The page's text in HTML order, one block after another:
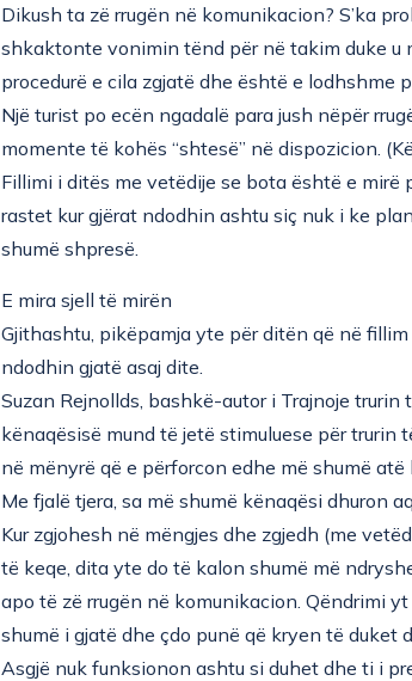
Dikush ta zë rrugën në komunikacion? S’ka
shkaktonte vonimin tënd për në takim duke u
procedurë e cila zgjatë dhe është e lodhshme
Një turist po ecën ngadalë para jush nëpër
momente të kohës “shtesë” në dispozicion.
Fillimi i ditës me vetëdije se bota është e mirë
rastet kur gjërat ndodhin ashtu siç nuk i ke
shumë shpresë.
E mira sjell të mirën
Gjithashtu, pikëpamja yte për ditën që në
ndodhin gjatë asaj dite.
Suzan Rejnollds, bashkë-autor i Trajnoje trurin
kënaqësisë mund të jetë stimuluese për trurin
në mënyrë që e përforcon edhe më shumë atë
Me fjalë tjera, sa më shumë kënaqësi dhuron
Kur zgjohesh në mëngjes dhe zgjedh (me
të keqe, dita yte do të kalon shumë më
apo të zë rrugën në komunikacion. Qëndrimi
shumë i gjatë dhe çdo punë që kryen të duket
Asgjë nuk funksionon ashtu si duhet dhe ti i